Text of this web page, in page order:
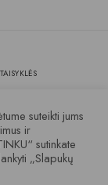
suteikti jums
ir
sutinkate
„Slapukų